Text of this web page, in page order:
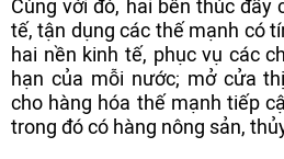
Cùng với đó, hai bên thúc đẩy
tế, tận dụng các thế mạnh có
hai nền kinh tế, phục vụ các
hạn của mỗi nước; mở cửa
cho hàng hóa thế mạnh tiếp
trong đó có hàng nông sản,